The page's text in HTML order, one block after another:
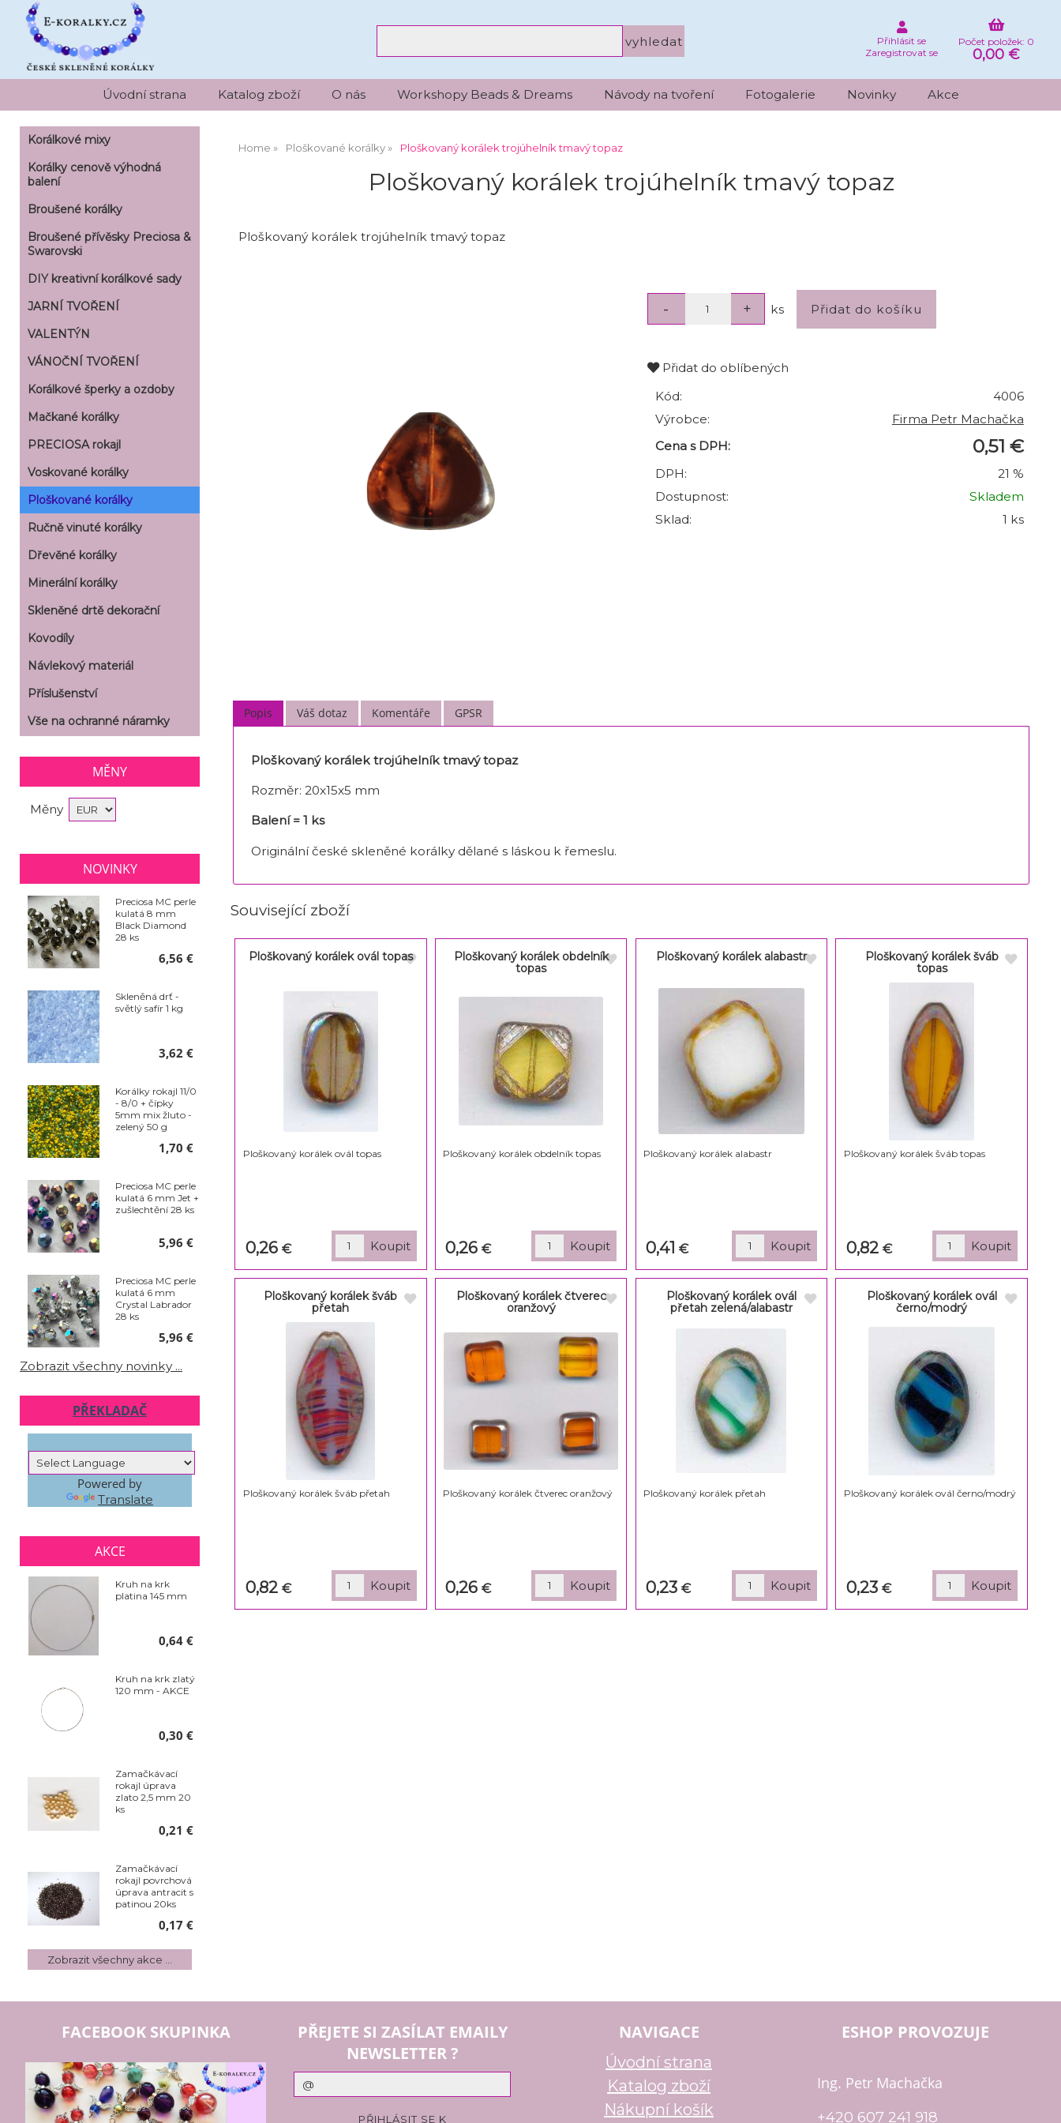
Počet položek: 0
0,00 €
Přihlásit se
Zaregistrovat se
Úvodní strana Katalog zboží O nás Workshopy Beads & Dreams Návody na tvoření Fotogalerie Novinky Akce
Home Ploškované korálky Ploškovaný korálek trojúhelník tmavý topaz
Ploškovaný korálek trojúhelník tmavý topaz
Ploškovaný korálek trojúhelník tmavý topaz
ks
Přidat do oblíbených
Kód:
4006
Výrobce:
Firma Petr Machačka
Cena s DPH:
0,51 €
DPH:
21 %
Dostupnost:
Skladem
Sklad:
1 ks
Popis Váš dotaz Komentáře GPSR
Ploškovaný korálek trojúhelník tmavý topaz
Rozměr: 20x15x5 mm
Balení = 1 ks
Originální české skleněné korálky dělané s láskou k řemeslu.
Související zboží
Ploškovaný korálek ovál topas
Ploškovaný korálek ovál topas
0,26 €
Ploškovaný korálek obdelník
topas
Ploškovaný korálek obdelník topas
0,26€
Ploškovaný korálek alabastr
Ploškovaný korálek alabastr
0,41€
Ploškovaný korálek šváb
topas
Ploškovaný korálek šváb topas
0,82 €
Ploškovaný korálek šváb
přetah
Ploškovaný korálek šváb přetah
0,82 €
Ploškovaný korálek čtverec
oranžový
Ploškovaný korálek čtverec oranžový
0,26€
Ploškovaný korálek ovál
přetah zelená/alabastr
Ploškovaný korálek přetah
0,23€
Ploškovaný korálek ovál
černo/modrý
Ploškovaný korálek ovál černo/modrý
0,23 €
Korálkové mixy
Korálky cenově výhodná
balení
Broušené korálky
Broušené přívěsky Preciosa &
Swarovski
DIY kreativní korálkové sady
JARNÍ TVOŘENÍ
VALENTÝN
VÁNOČNÍ TVOŘENÍ
Korálkové šperky a ozdoby
Mačkané korálky
PRECIOSA rokajl
Voskované korálky
Ploškované korálky
Ručně vinuté korálky
Dřevěné korálky
Minerální korálky
Skleněné drtě dekorační
Kovodíly
Návlekový materiál
Příslušenství
Vše na ochranné náramky
MĚNY
Měny
NOVINKY
Preciosa MC perle
kulatá 8 mm
Black Diamond
28 ks
6,56 €
Skleněná drť -
světlý safír 1 kg
3,62 €
Korálky rokajl 11/0
- 8/0 + čípky
5mm mix žluto -
zelený 50 g
1,70 €
Preciosa MC perle
kulatá 6 mm Jet +
zušlechtění 28 ks
5,96 €
Preciosa MC perle
kulatá 6 mm
Crystal Labrador
28 ks
5,96 €
Zobrazit všechny novinky ...
PŘEKLADAČ
Powered by
Translate
AKCE
Kruh na krk
platina 145 mm
0,64 €
Kruh na krk zlatý
120 mm - AKCE
0,30 €
Zamačkávací
rokajl úprava
zlato 2,5 mm 20
ks
0,21 €
Zamačkávací
rokajl povrchová
úprava antracit s
patinou 20ks
0,17 €
Zobrazit všechny akce ...
FACEBOOK SKUPINKA
PŘEJETE SI ZASÍLAT EMAILY
NEWSLETTER ?
NAVIGACE
Úvodní strana
Katalog zboží
Nákupní košík
ESHOP PROVOZUJE
Ing. Petr Machačka
+420 607 241 918